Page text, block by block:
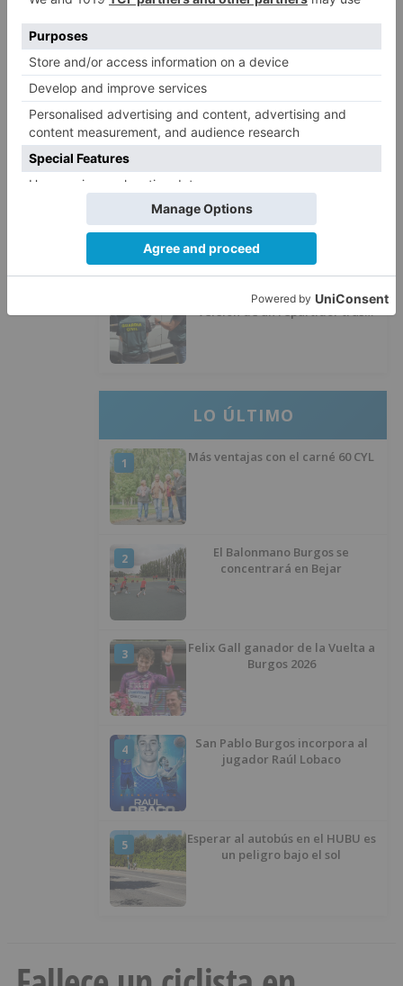
Villatoro da el primer paso para
dejar atrás su aislamiento con el
ciclista
3
Un hombre de 80 años resulta
herido en Burgos tras la colisión
entre un turismo y un camión
La provincia de Burgos celebra
el día de su patrón
La Guardia Civil desmonta la
versión de un repartidor tras
LO ÚLTIMO
1 Más ventajas con el carné 60 CYL
2
El Balonmano Burgos se
concentrará en Bejar
3
Felix Gall ganador de la Vuelta a
Burgos 2026
4
San Pablo Burgos incorpora al
jugador Raúl Lobaco
5
Esperar al autobús en el HUBU es
un peligro bajo el sol